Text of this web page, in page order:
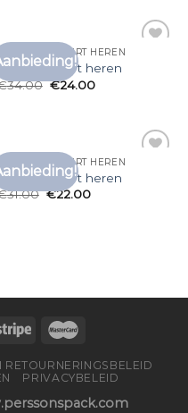
T SHIRT HEREN
t shirt heren
34.00 €24.00
T SHIRT HEREN
t shirt heren
31.00 €22.00
PRIVACYBELEID